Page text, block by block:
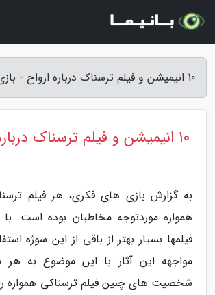
10 انیمیشن و فیلم ترسناک درباره ارواح - بازی های فکری
10 انیمیشن و فیلم ترسناک درباره ارواح
به گزارش بازی های فکری، هر فیلم
همواره موردتوجه مخاطبان بوده است.
فیلمها بسیار بهتر از باقی از این سوژه
مواجهه این آثار با این موضوع به
شخصیت های چنین فیلم ترسناکی همواره